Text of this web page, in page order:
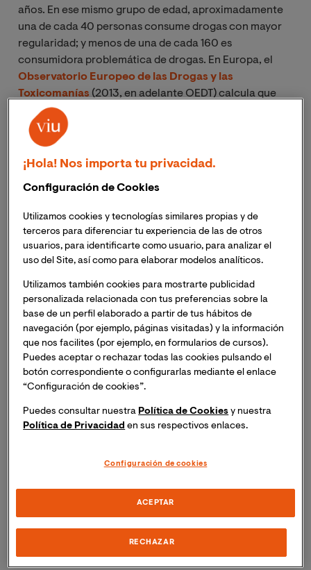
años. En ese mismo grupo de edad, aproximadamente
una de cada 40 personas consume drogas con mayor
regularidad; y menos de una de cada 160 es
consumidora problemática de drogas. En Europa, el
Observatorio Europeo de las Drogas y las
Toxicomanías (2013, en adelante OEDT) calcula que
son al menos 85 millones de europeos adultos los que
han consumido una droga ilegal en algún momento de
su vida, lo que supone la cuarta parte de la población
adulta. La mayoría declaran haber consumido cannabis
correspondientes a las demás drogas: 14.5 millones
para la cocaína, 12.7 millones para las anfetaminas y 11.4
millones para el éxtasis. En España, en el Informe
Nacional 2012 delPlan Nacional sobre Drogas(2012,
en adelante PNSD) al OEDT sobre evolución y
relativos al año 2011, indicaba que las sustancias
psicoactivas que presentaban una mayor prevalencia
de consumo en población general en todos los
indicadores temporales considerados eran el alcohol
(76,6%) y el tabaco (40,2%); y entre las sustancias
ilegales, el cánnabis era la sustancia con mayor
prevalencia de consumo alguna vez en la vida (27,4%),
seguida de la cocaína en polvo (8,8%). Aunque es
sabido que el consumo crónico de cualquier sustancia
psicopatológicos y conductuales, también son otros
problemáticos con una drogodependencia y/o
trastornos relacionados con el consumo de drogas. La
prevalencia del VIH es aproximadamente de un 20%, la
¡Hola! Nos importa tu privacidad.
Configuración de Cookies
Utilizamos cookies y tecnologías similares propias y de
terceros para diferenciar tu experiencia de las de otros
usuarios, para identificarte como usuario, para analizar el
uso del Site, así como para elaborar modelos analíticos.
Utilizamos también cookies para mostrarte publicidad
personalizada relacionada con tus preferencias sobre la
base de un perfil elaborado a partir de tus hábitos de
navegación (por ejemplo, páginas visitadas) y la información
que nos facilites (por ejemplo, en formularios de cursos).
Puedes aceptar o rechazar todas las cookies pulsando el
botón correspondiente o configurarlas mediante el enlace
“Configuración de cookies”.
Puedes consultar nuestra Política de Cookies y nuestra
Política de Privacidad en sus respectivos enlaces.
Configuración de cookies
RECHAZAR
ACEPTAR